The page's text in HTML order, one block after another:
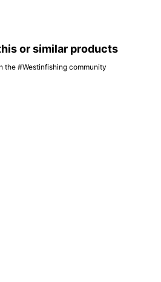
or similar products
the #Westinfishing community